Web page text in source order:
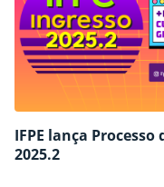
IFPE lança
2025.2